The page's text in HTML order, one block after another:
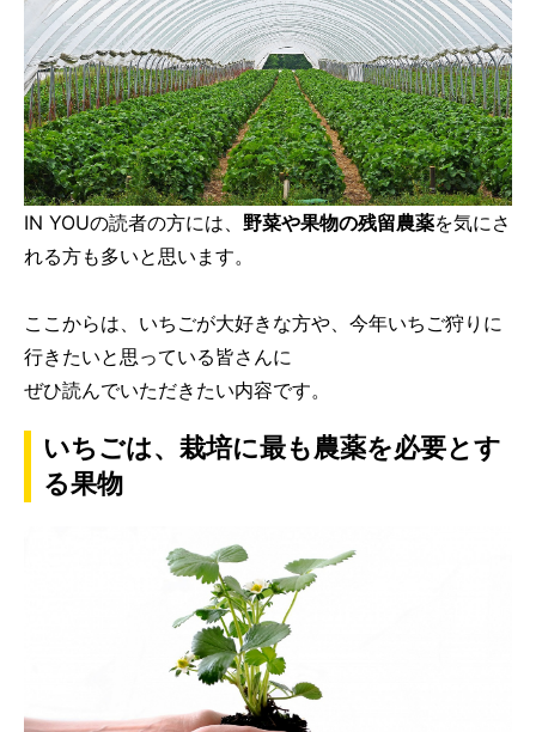
IN YOUの読者の方には、 野菜や果物の残留農薬を気にさ
れる方も多いと思います。
ここからは、いちごが大好きな方や、今年いちご狩りに
行きたいと思っている皆さんに
ぜひ読んでいただきたい内容です。
いちごは、栽培に最も農薬を必要とす
る果物